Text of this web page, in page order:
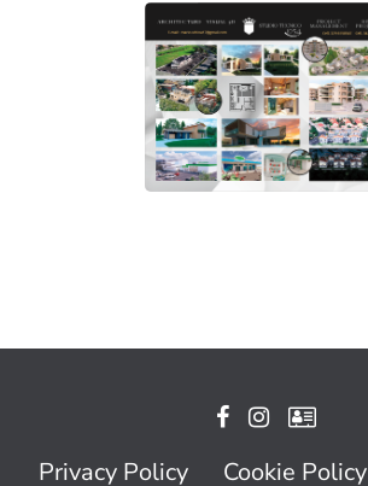
Privacy Policy Cookie Policy